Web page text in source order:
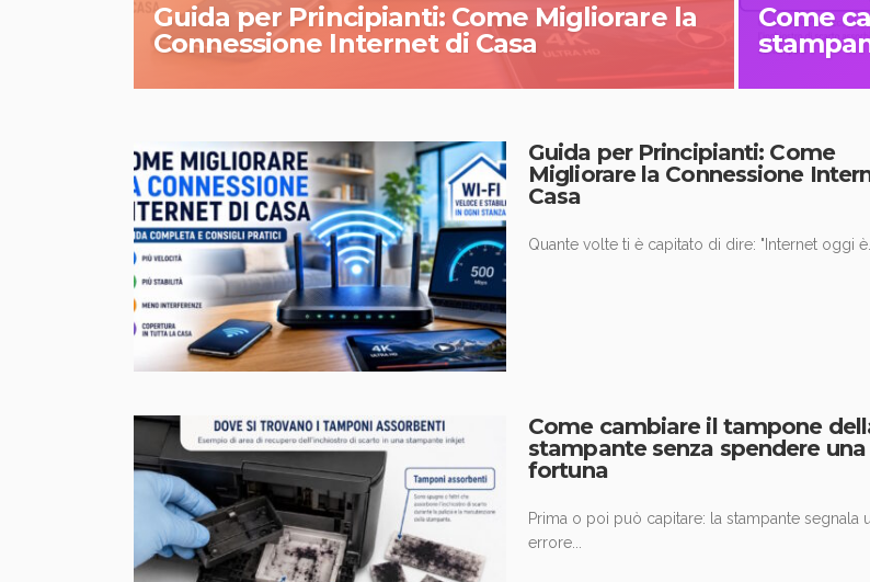
Guida per Principianti: Come Migliorare la
Connessione Internet di Casa
Come
Guida per Principianti: Come
Migliorare la Connessione
Casa
Quante volte ti è capitato di dire: "Internet oggi è...
Come cambiare il tampone
stampante senza spendere una
fortuna
Prima o poi può capitare: la stampante segnala
errore...